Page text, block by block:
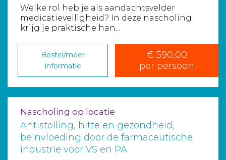
Welke rol heb je als aandachtsvelder
medicatieveiligheid? In deze nascholing
krijg je praktische han...
Bestel/meer
informatie
€ 590,00
per persoon
Nascholing op locatie
Antistolling, hitte en gezondheid,
beïnvloeding door de farmaceutische
industrie voor VS en PA